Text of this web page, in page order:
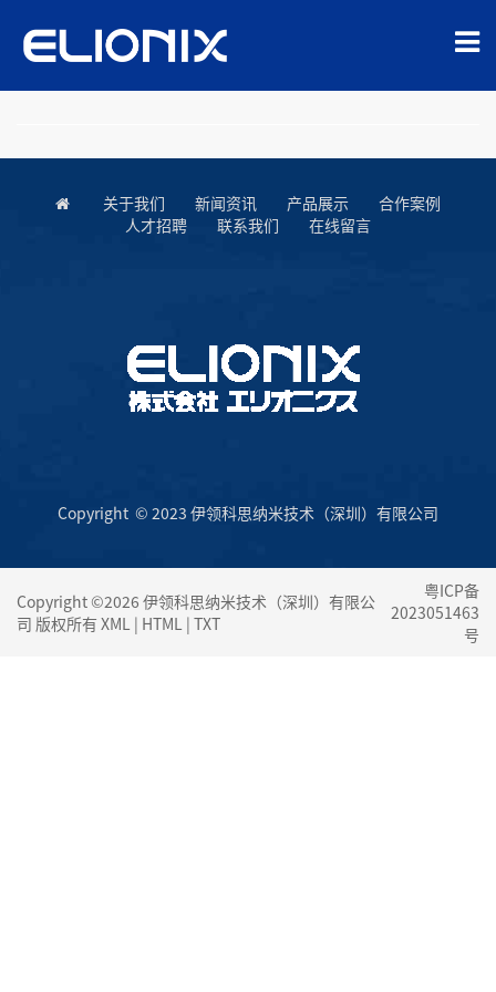
关于我们 新闻资讯 产品展示
合作案例
人才招聘
联系我们 在线留言
Copyright © 2023 伊领科思纳米技术（深圳）有限公司
Copyright ©2026 伊领科思纳米技术（深圳）有限公
司 版权所有 XML | HTML | TXT
粤ICP备
2023051463
号